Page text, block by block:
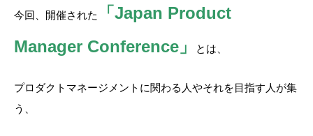
今回、開催された
「Japan Product
Manager Conference」
とは、
プロダクトマネージメントに関わる人やそれを目指す人が集
う、